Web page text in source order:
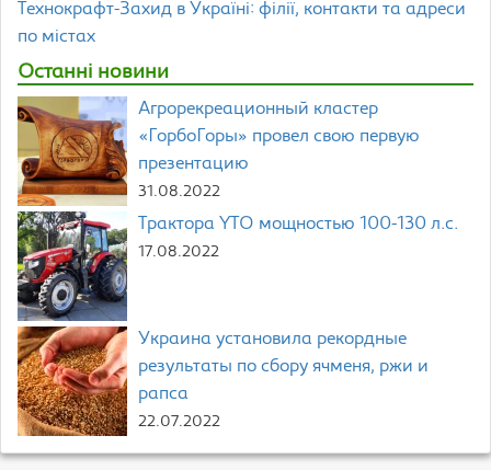
Технокрафт-Захид в Україні: філії, контакти та адреси
по містах
Останні новини
Агрорекреационный кластер
«ГорбоГоры» провел свою первую
презентацию
31.08.2022
Трактора YTO мощностью 100-130 л.с.
17.08.2022
Украина установила рекордные
результаты по сбору ячменя, ржи и
рапса
22.07.2022